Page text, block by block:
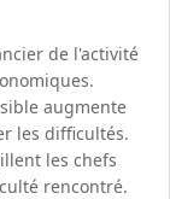
de l'activité
augmente
les difficultés.
les chefs
rencontré.